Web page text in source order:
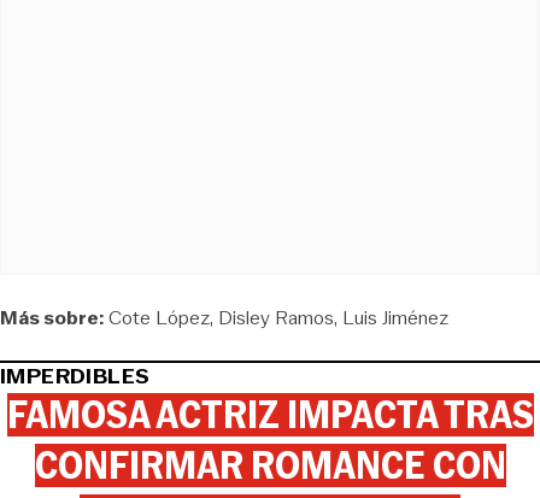
Más sobre:Cote López Disley Ramos Luis Jiménez
IMPERDIBLES
FAMOSA ACTRIZ IMPACTA TRAS
CONFIRMAR ROMANCE CON